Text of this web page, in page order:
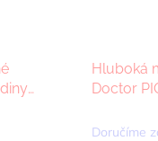
Hluboká
Doctor
Doručíme